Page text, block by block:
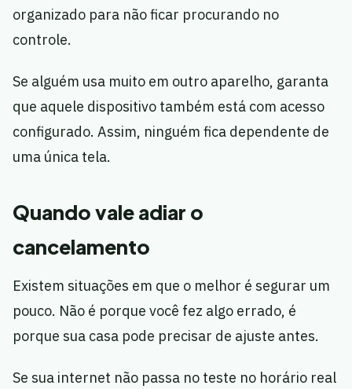
organizado para não ficar procurando no
controle.
Se alguém usa muito em outro aparelho, garanta
que aquele dispositivo também está com acesso
configurado. Assim, ninguém fica dependente de
uma única tela.
Quando vale adiar o
cancelamento
Existem situações em que o melhor é segurar um
pouco. Não é porque você fez algo errado, é
porque sua casa pode precisar de ajuste antes.
Se sua internet não passa no teste no horário real